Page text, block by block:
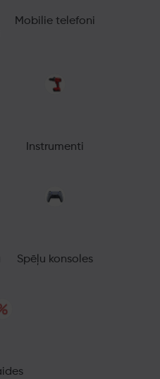
Mobilie telefoni
Instrumenti
Spēļu konsoles